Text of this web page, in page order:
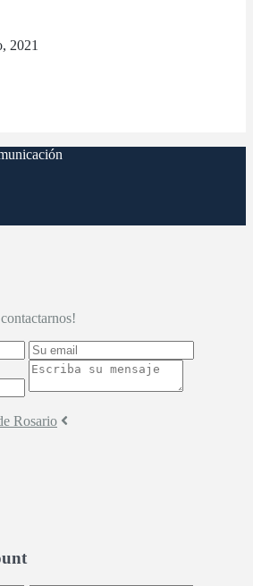
2021
Rosario